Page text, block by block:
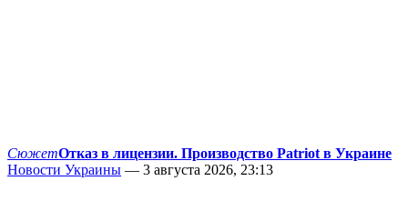
СюжетОтказ в лицензии. Производство Patriot в Украине
Новости Украины — 3 августа 2026, 23:13